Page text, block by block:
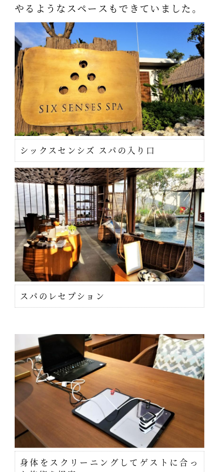
やるようなスペースもできていました。
シックスセンシズ スパの入り口
スパのレセプション
身体をスクリーニングしてゲストに合っ